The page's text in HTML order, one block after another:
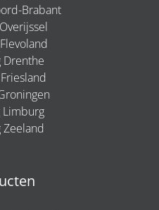
Brabant
Drenthe
Limburg
Zeeland